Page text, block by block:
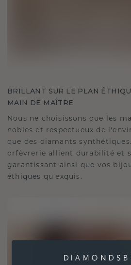
BRILLANT SUR LE PLAN
MAIN DE MAÎTRE
Nous ne choisissons que les
nobles et respectueux de
que des diamants
orfèvrerie allient durabilité et
garantissant ainsi que vos
éthiques qu'exquis.